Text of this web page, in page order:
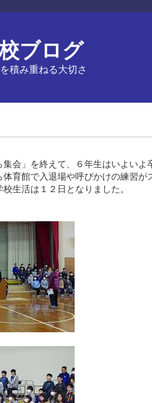
ブログ
積み重ねる大切さ
会」を終えて、６年生はいよいよ
育館で入退場や呼びかけの練習が
生活は１２日となりました。